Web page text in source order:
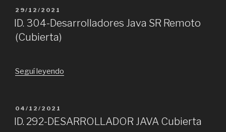
conocimiento
(Cubierta)”
PUBLICADO
EL
29/12/2021
ID. 304-Desarrolladores Java SR Remoto
(Cubierta)
Seguí leyendo
SR
PUBLICADO
EL
04/12/2021
ID. 292-DESARROLLADOR JAVA Cubierta